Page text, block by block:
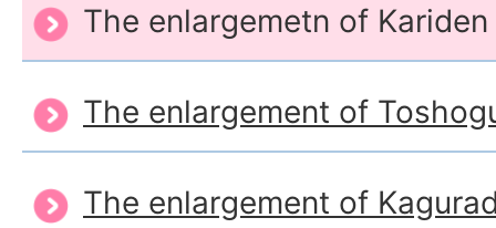
The enlargemetn of
The enlargement of
The enlargement of